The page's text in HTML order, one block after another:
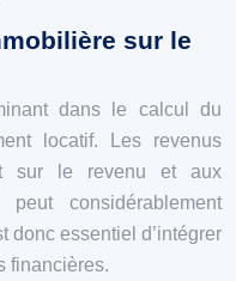
sur le
dans le calcul du
locatif. Les revenus
sur le revenu et aux
considérablement
donc essentiel d’intégrer
financières.